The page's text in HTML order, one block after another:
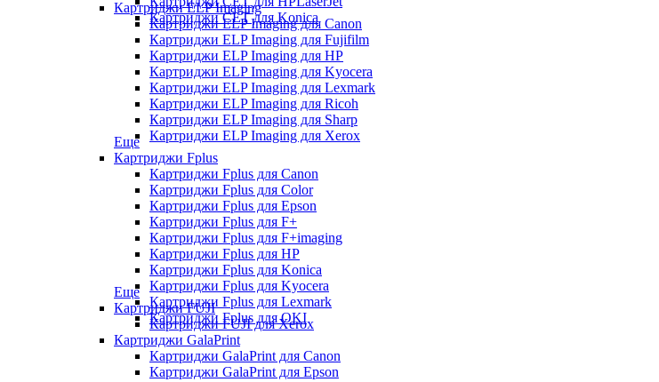
Картриджи CET для Konica
Картриджи ELP Imaging
Картриджи ELP Imaging для Canon
Картриджи ELP Imaging для Fujifilm
Картриджи ELP Imaging для HP
Картриджи ELP Imaging для Kyocera
Картриджи ELP Imaging для Lexmark
Картриджи ELP Imaging для Ricoh
Картриджи ELP Imaging для Sharp
Картриджи ELP Imaging для Xerox
Еще
Картриджи Fplus
Картриджи Fplus для Canon
Картриджи Fplus для Color
Картриджи Fplus для Epson
Картриджи Fplus для F+
Картриджи Fplus для F+imaging
Картриджи Fplus для HP
Картриджи Fplus для Konica
Картриджи Fplus для Kyocera
Картриджи Fplus для Lexmark
Картриджи Fplus для OKI
Еще
Картриджи FUJI
Картриджи FUJI для Xerox
Картриджи GalaPrint
Картриджи GalaPrint для Canon
Картриджи GalaPrint для Epson